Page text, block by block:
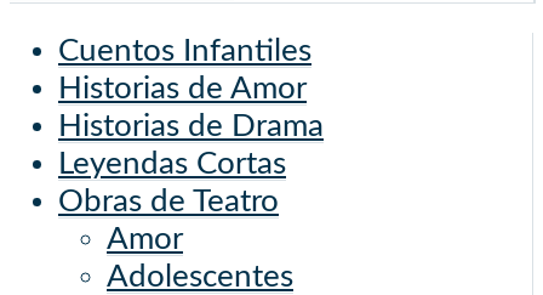
Cuentos Infantiles
Historias de Amor
Historias de Drama
Leyendas Cortas
Obras de Teatro
Amor
Adolescentes